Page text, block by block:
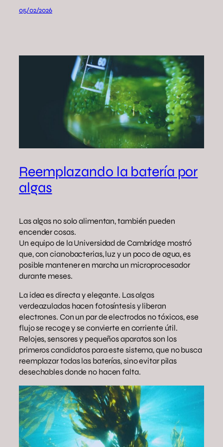
05/02/2026
Reemplazando la batería por
algas
Las algas no solo alimentan, también pueden
encender cosas.
Un equipo de la Universidad de Cambridge mostró
que, con cianobacterias, luz y un poco de agua, es
posible mantener en marcha un microprocesador
durante meses.
La idea es directa y elegante. Las algas
verdeazuladas hacen fotosíntesis y liberan
electrones. Con un par de electrodos no tóxicos, ese
flujo se recoge y se convierte en corriente útil.
Relojes, sensores y pequeños aparatos son los
primeros candidatos para este sistema, que no busca
reemplazar todas las baterías, sino evitar pilas
desechables donde no hacen falta.